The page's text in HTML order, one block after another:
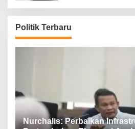
Politik Terbaru
Nurchalis: Perbaikan